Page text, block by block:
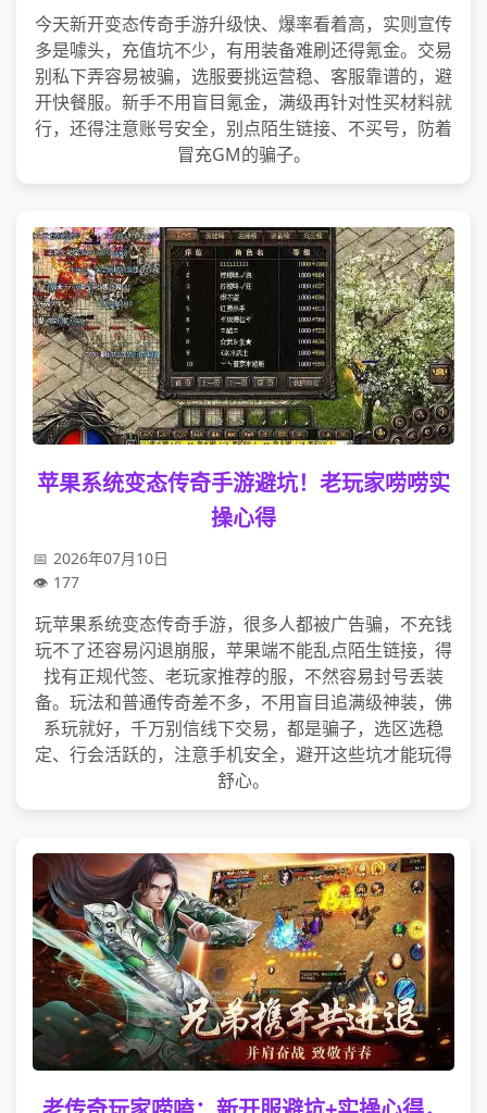
今天新开变态传奇手游升级快、爆率看着高，实则宣传
多是噱头，充值坑不少，有用装备难刷还得氪金。交易
别私下弄容易被骗，选服要挑运营稳、客服靠谱的，避
开快餐服。新手不用盲目氪金，满级再针对性买材料就
行，还得注意账号安全，别点陌生链接、不买号，防着
冒充GM的骗子。
苹果系统变态传奇手游避坑！老玩家唠唠实
操心得
2026年07月10日
177
玩苹果系统变态传奇手游，很多人都被广告骗，不充钱
玩不了还容易闪退崩服，苹果端不能乱点陌生链接，得
找有正规代签、老玩家推荐的服，不然容易封号丢装
备。玩法和普通传奇差不多，不用盲目追满级神装，佛
系玩就好，千万别信线下交易，都是骗子，选区选稳
定、行会活跃的，注意手机安全，避开这些坑才能玩得
舒心。